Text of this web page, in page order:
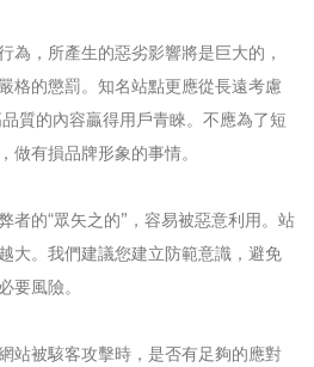
為，所產生的惡劣影響將是巨大的，
格的懲罰。知名站點更應從長遠考慮
質的內容贏得用戶青睞。不應為了短
做有損品牌形象的事情。
者的“眾矢之的”，容易被惡意利用。站
大。我們建議您建立防範意識，避免
要風險。
站被駭客攻擊時，是否有足夠的應對